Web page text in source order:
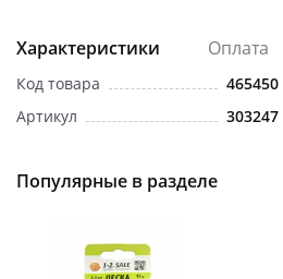
Характеристики Оплата
Код товара
465450
Артикул
303247
Популярные в разделе